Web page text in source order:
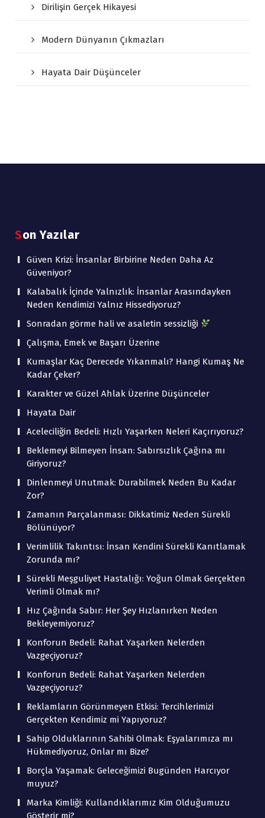
Dirilişin Gerçek Hikayesi
Modern Dünyanın Çıkmazları
Hayata Dair Düşünceler
Son Yazılar
Güven Krizi: İnsanlar Birbirine Neden Daha Az
Güveniyor?
Kalabalık İçinde Yalnızlık: İnsanlar Arasındayken
Neden Kendimizi Yalnız Hissediyoruz?
Sonradan görme hali ve asaletin sessizliği
Çalışma, Emek ve Başarı Üzerine
Kumaşlar Kaç Derecede Yıkanmalı? Hangi Kumaş Ne
Kadar Çeker?
Karakter ve Güzel Ahlak Üzerine Düşünceler
Hayata Dair
Aceleciliğin Bedeli: Hızlı Yaşarken Neleri Kaçırıyoruz?
Beklemeyi Bilmeyen İnsan: Sabırsızlık Çağına mı
Giriyoruz?
Dinlenmeyi Unutmak: Durabilmek Neden Bu Kadar
Zor?
Zamanın Parçalanması: Dikkatimiz Neden Sürekli
Bölünüyor?
Verimlilik Takıntısı: İnsan Kendini Sürekli Kanıtlamak
Zorunda mı?
Sürekli Meşguliyet Hastalığı: Yoğun Olmak Gerçekten
Verimli Olmak mı?
Hız Çağında Sabır: Her Şey Hızlanırken Neden
Bekleyemiyoruz?
Konforun Bedeli: Rahat Yaşarken Nelerden
Vazgeçiyoruz?
Konforun Bedeli: Rahat Yaşarken Nelerden
Vazgeçiyoruz?
Reklamların Görünmeyen Etkisi: Tercihlerimizi
Gerçekten Kendimiz mi Yapıyoruz?
Sahip Olduklarının Sahibi Olmak: Eşyalarımıza mı
Hükmediyoruz, Onlar mı Bize?
Borçla Yaşamak: Geleceğimizi Bugünden Harcıyor
muyuz?
Marka Kimliği: Kullandıklarımız Kim Olduğumuzu
Gösterir mi?